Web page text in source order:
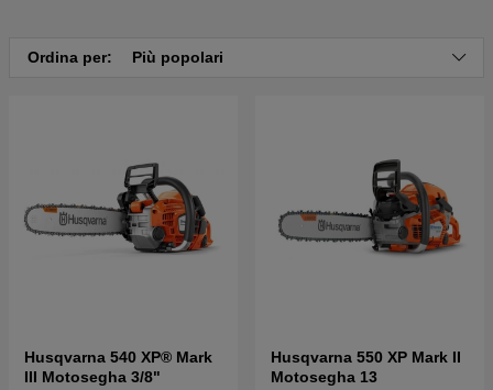
Ordina per: Più popolari
Husqvarna 540 XP® Mark
III Motosegha 3/8"
Husqvarna 550 XP Mark II
Motosegha 13